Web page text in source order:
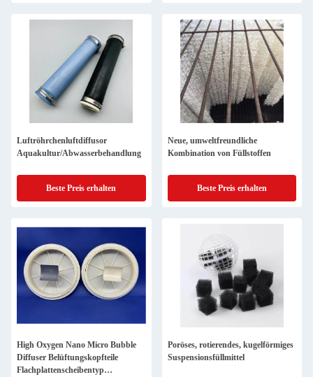
Luftröhrchenluftdiffusor
Aquakultur/Abwasserbehandlung
Beste Preis erhalten
Neue, umweltfreundliche
Kombination von Füllstoffen
Beste Preis erhalten
High Oxygen Nano Micro Bubble
Diffuser Belüftungskopfteile
Flachplattenscheibentyp
Poröses, rotierendes, kugelförmiges
Suspensionsfüllmittel